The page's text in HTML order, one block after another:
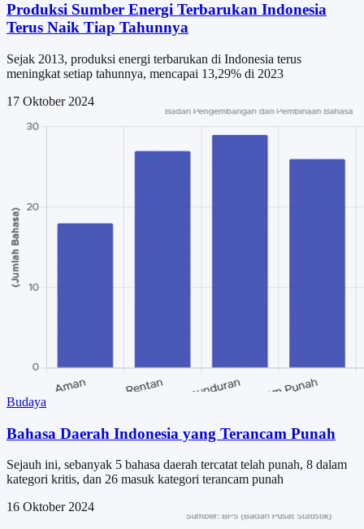
Produksi Sumber Energi Terbarukan Indonesia
Terus Naik Tiap Tahunnya
Sejak 2013, produksi energi terbarukan di Indonesia terus
meningkat setiap tahunnya, mencapai 13,29% di 2023
17 Oktober 2024
Budaya
Bahasa Daerah Indonesia yang Terancam Punah
Sejauh ini, sebanyak 5 bahasa daerah tercatat telah punah, 8 dalam
kategori kritis, dan 26 masuk kategori terancam punah
16 Oktober 2024